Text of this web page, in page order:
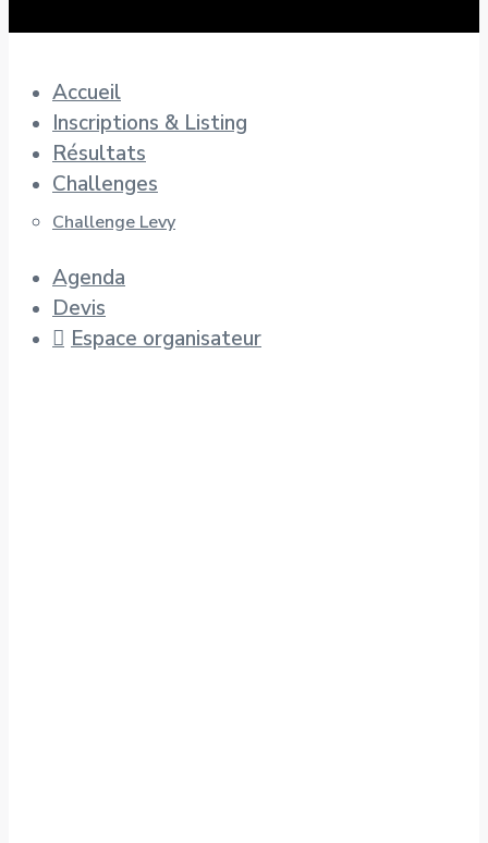
Accueil
Inscriptions & Listing
Résultats
Challenges
Challenge Levy
Agenda
Devis
Espace organisateur